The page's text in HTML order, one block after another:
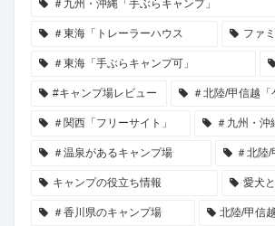
＃九州・沖縄「手ぶらキャンプ」
＃東海「トレーラーハウス ファ
＃東海「手ぶらキャンプ可」
#キャンプ場レビュー ＃北陸/甲信越
＃関西「フリーサイト」 ＃九州・沖
＃温泉があるキャンプ場 ＃北陸/
キャンプの役立ち情報 愛犬
＃香川県のキャンプ場 北陸/甲信